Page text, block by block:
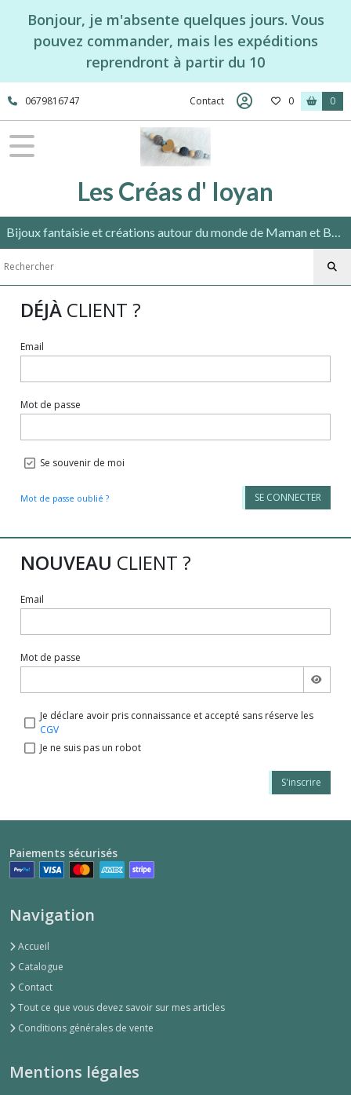
Bonjour, je m'absente quelques jours. Vous
pouvez commander, mais les expéditions
reprendront à partir du 10
0679816747 Contact 0 0
Les Créas d' Ioyan
Bijoux fantaisie et créations autour du monde de Maman et Bébé répondant aux normes en vigueur.
DÉJÀ CLIENT ?
Email
Mot de passe
Se souvenir de moi
Mot de passe oublié ? SE CONNECTER
NOUVEAU CLIENT ?
Email
Mot de passe
Je déclare avoir pris connaissance et accepté sans réserve les
CGV
Je ne suis pas un robot
S'inscrire
Paiements sécurisés
Navigation
Accueil
Catalogue
Contact
Tout ce que vous devez savoir sur mes articles
Conditions générales de vente
Mentions légales